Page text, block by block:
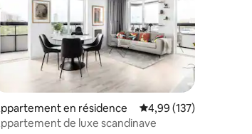
sur 5
en résidence Évaluation moyenne
4,99 (137)
de luxe scandinave